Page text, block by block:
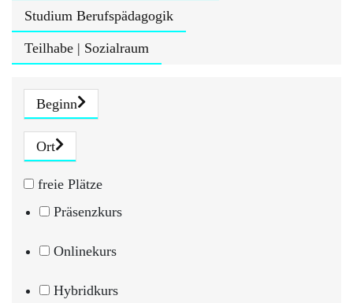
Studium Berufspädagogik
Teilhabe | Sozialraum
Beginn
Ort
freie Plätze
Präsenzkurs
Onlinekurs
Hybridkurs